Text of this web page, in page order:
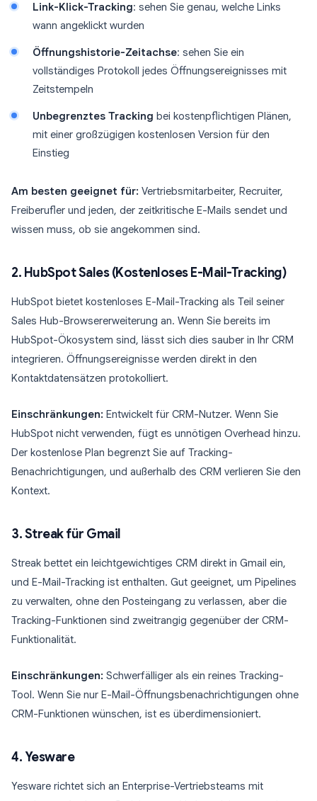
Link-Klick-Tracking: sehen Sie genau, welche Links
wann angeklickt wurden
Öffnungshistorie-Zeitachse: sehen Sie ein
vollständiges Protokoll jedes Öffnungsereignisses mit
Zeitstempeln
Unbegrenztes Tracking bei kostenpflichtigen Plänen,
mit einer großzügigen kostenlosen Version für den
Einstieg
Am besten geeignet für: Vertriebsmitarbeiter, Recruiter,
Freiberufler und jeden, der zeitkritische E-Mails sendet und
wissen muss, ob sie angekommen sind.
2. HubSpot Sales (Kostenloses E-Mail-Tracking)
HubSpot bietet kostenloses E-Mail-Tracking als Teil seiner
Sales Hub-Browsererweiterung an. Wenn Sie bereits im
HubSpot-Ökosystem sind, lässt sich dies sauber in Ihr CRM
integrieren. Öffnungsereignisse werden direkt in den
Kontaktdatensätzen protokolliert.
Einschränkungen: Entwickelt für CRM-Nutzer. Wenn Sie
HubSpot nicht verwenden, fügt es unnötigen Overhead hinzu.
Der kostenlose Plan begrenzt Sie auf Tracking-
Benachrichtigungen, und außerhalb des CRM verlieren Sie den
Kontext.
3. Streak für Gmail
Streak bettet ein leichtgewichtiges CRM direkt in Gmail ein,
und E-Mail-Tracking ist enthalten. Gut geeignet, um Pipelines
zu verwalten, ohne den Posteingang zu verlassen, aber die
Tracking-Funktionen sind zweitrangig gegenüber der CRM-
Funktionalität.
Einschränkungen: Schwerfälliger als ein reines Tracking-
Tool. Wenn Sie nur E-Mail-Öffnungsbenachrichtigungen ohne
CRM-Funktionen wünschen, ist es überdimensioniert.
4. Yesware
Yesware richtet sich an Enterprise-Vertriebsteams mit